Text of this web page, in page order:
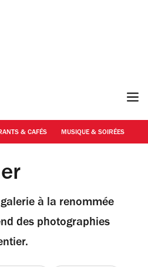
& CAFÉS MUSIQUE & SOIRÉES
à la renommée
des photographies